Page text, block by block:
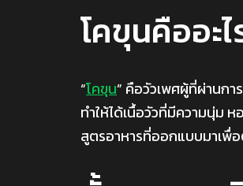
โคขุนคืออะไ
“โคขุน” คือวัวเพศผู้ที่ผ่านกา
ทำให้ได้เนื้อวัวที่มีความนุ่ม ห
สูตรอาหารที่ออกแบบมาเพื่